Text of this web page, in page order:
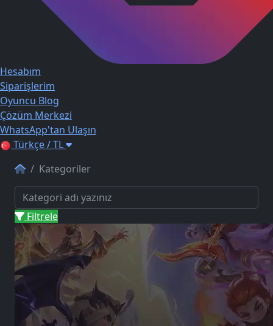
Hesabım
Siparişlerim
Oyuncu Blog
Çözüm Merkezi
WhatsApp'tan Ulaşın
Türkçe / TL
Kategoriler
Filtrele